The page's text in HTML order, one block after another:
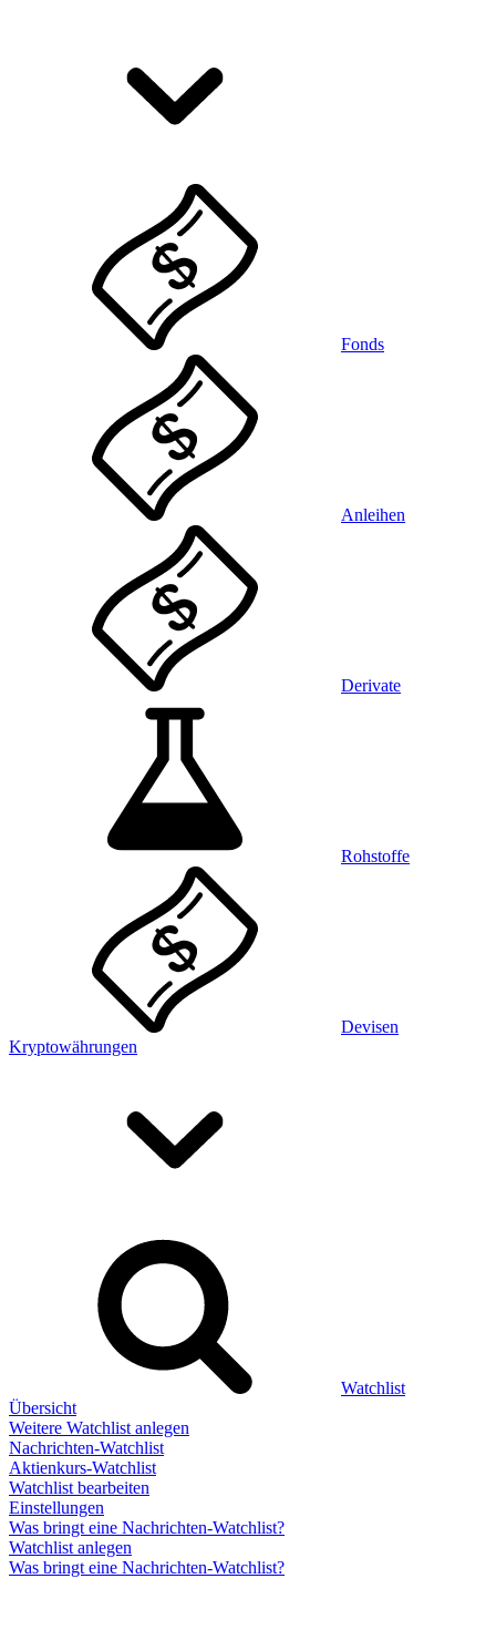
Fonds
Anleihen
Derivate
Rohstoffe
Devisen
Kryptowährungen
Watchlist
Übersicht
Weitere Watchlist anlegen
Nachrichten-Watchlist
Aktienkurs-Watchlist
Watchlist bearbeiten
Einstellungen
Was bringt eine Nachrichten-Watchlist?
Watchlist anlegen
Was bringt eine Nachrichten-Watchlist?